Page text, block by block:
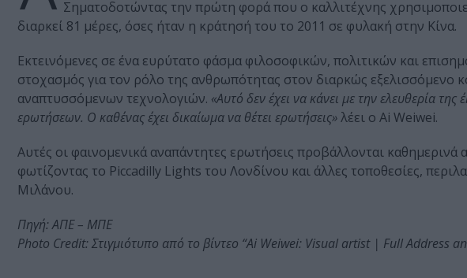
Σηματοδοτώντας την πρώτη φορά που ο καλλιτέχνης
διαρκεί 81 μέρες, όσες ήταν η κράτησή του το 2011 σε φυλακή στην Κίνα.
Εκτεινόμενες σε ένα ευρύτατο φάσμα φιλοσοφικών, πολιτικών και
στοχασμός για τον ρόλο της ανθρωπότητας στον διαρκώς εξελισσόμενο
αναπτυσσόμενων τεχνολογιών. «Αυτό δεν έχει να κάνει με την ελευθερία
ερωτήσεων. Ο καθένας έχει δικαίωμα να θέτει ερωτήσεις»λέει ο Ai Weiwei.
Αυτές οι φαινομενικά αναπάντητες ερωτήσεις προβάλλονται
φωτίζοντας το Piccadilly Lights του Λονδίνου και άλλες τοποθεσίες,
Μιλάνου.
Πηγή: ΑΠΕ – ΜΠΕ
Photo Credit: Στιγμιότυπο από το βίντεο “Ai Weiwei: Visual artist | Full